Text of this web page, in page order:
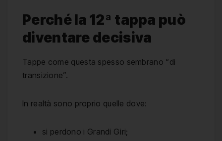
Perché la 12ª tappa può
diventare decisiva
Tappe come questa spesso sembrano “di
transizione”.
In realtà sono proprio quelle dove:
si perdono i Grandi Giri;